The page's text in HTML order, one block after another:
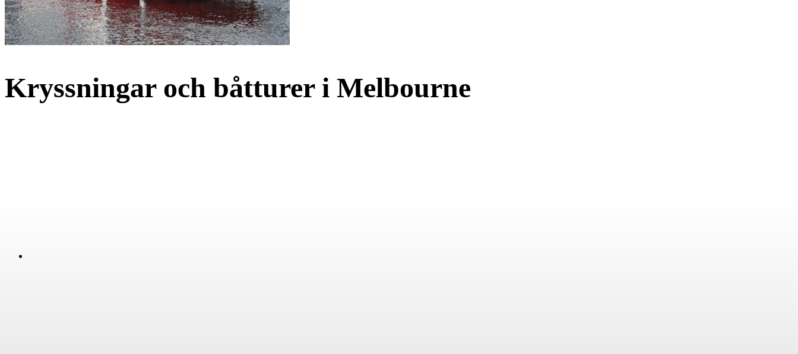
Kryssningar och båtturer i Melbourne